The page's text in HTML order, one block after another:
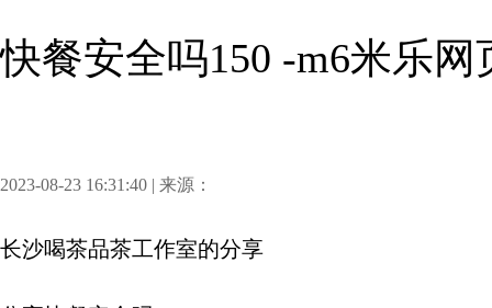
快餐安全吗150 -m6米乐网
2023-08-23 16:31:40 | 来源：
长沙喝茶品茶工作室的分享